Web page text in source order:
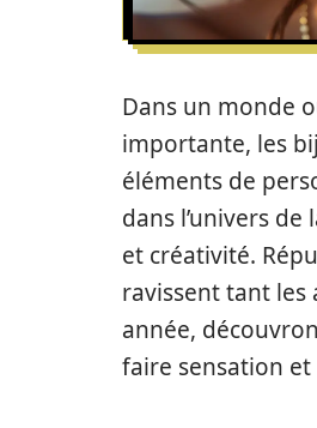
Dans un monde
importante, les
éléments de
dans l’univers
et créativité.
ravissent tant les
année,
faire sensation et